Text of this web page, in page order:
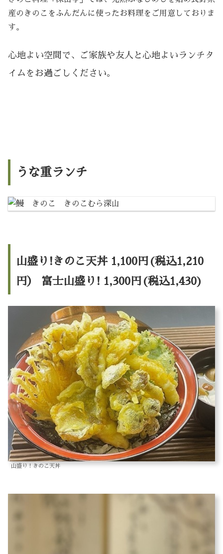
産のきのこをふんだんに使ったお料理をご用意しておりま
す。
心地よい空間で、ご家族や友人と心地よいランチタ
イムをお過ごしください。
うな重ランチ
山盛り!きのこ天丼 1,100円(税込1,210
円） 富士山盛り! 1,300円(税込1,430)
山盛り！きのこ天丼